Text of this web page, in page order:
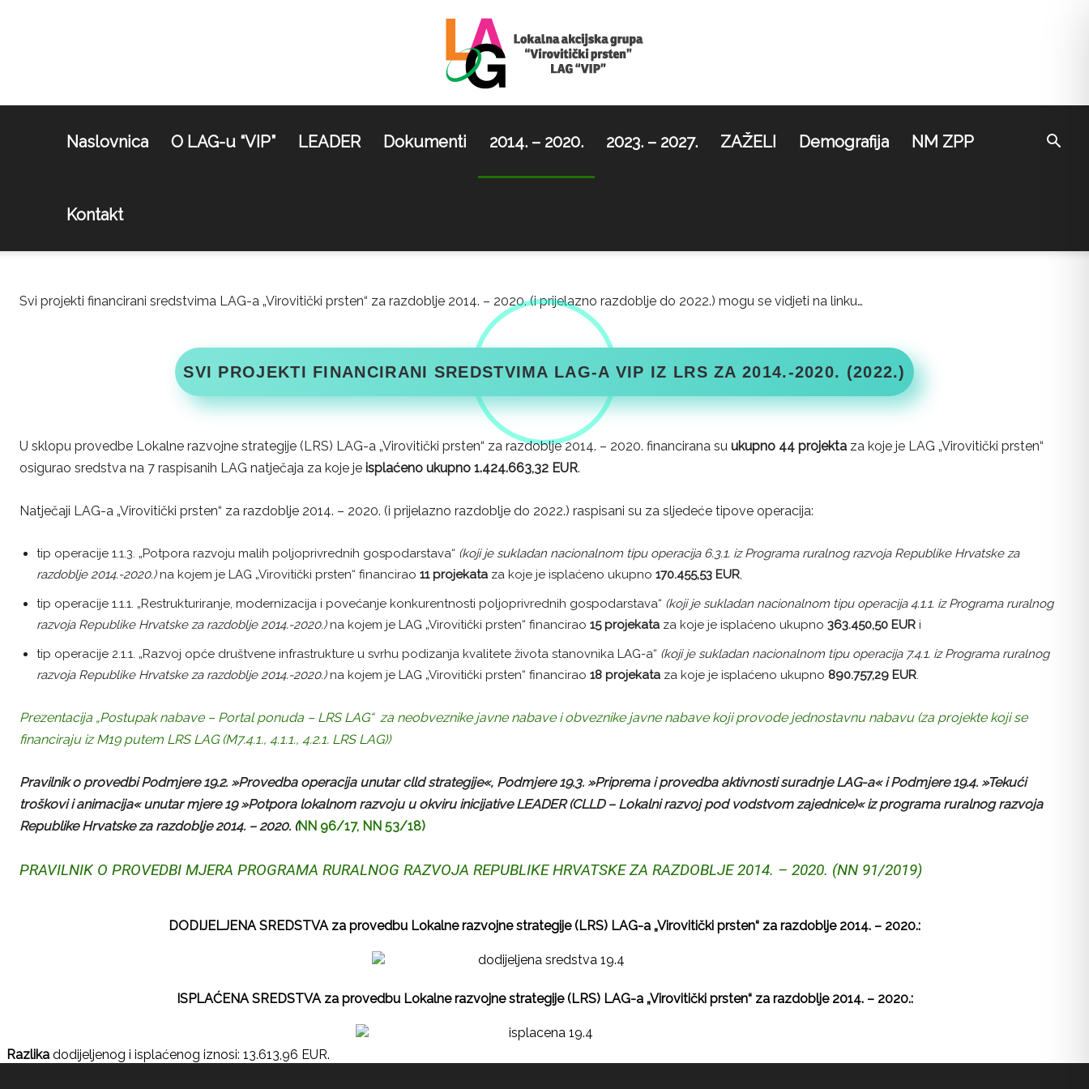
LAG
prsten
Naslovnica O LAG-u “VIP” LEADER Dokumenti 2014. – 2020. 2023. – 2027. ZAŽELI Demografija NM ZPP
Kontakt
Svi projekti financirani sredstvima LAG-a „Virovitički prsten“ za razdoblje 2014. – 2020. (i prijelazno razdoblje do 2022.) mogu se vidjeti na linku…
SVI PROJEKTI FINANCIRANI SREDSTVIMA LAG-A VIP IZ LRS ZA 2014.-2020. (2022.)
U sklopu provedbe Lokalne razvojne strategije (LRS) LAG-a „Virovitički prsten“ za razdoblje 2014. – 2020. financirana su ukupno 44 projekta za koje je LAG „Virovitički prsten“
osigurao sredstva na 7 raspisanih LAG natječaja za koje je isplaćeno ukupno 1.424.663,32 EUR.
Natječaji LAG-a „Virovitički prsten“ za razdoblje 2014. – 2020. (i prijelazno razdoblje do 2022.) raspisani su za sljedeće tipove operacija:
tip operacije 1.1.3. „Potpora razvoju malih poljoprivrednih gospodarstava“ (koji je sukladan nacionalnom tipu operacija 6.3.1. iz Programa ruralnog razvoja Republike Hrvatske za
razdoblje 2014.-2020.)na kojem je LAG „Virovitički prsten“ financirao 11 projekata za koje je isplaćeno ukupno 170.455,53 EUR,
tip operacije 1.1.1. „Restrukturiranje, modernizacija i povećanje konkurentnosti poljoprivrednih gospodarstava“ (koji je sukladan nacionalnom tipu operacija 4.1.1. iz Programa ruralnog
razvoja Republike Hrvatske za razdoblje 2014.-2020.)na kojem je LAG „Virovitički prsten“ financirao 15 projekata za koje je isplaćeno ukupno 363.450,50 EUR i
tip operacije 2.1.1. „Razvoj opće društvene infrastrukture u svrhu podizanja kvalitete života stanovnika LAG-a“ (koji je sukladan nacionalnom tipu operacija 7.4.1. iz Programa ruralnog
razvoja Republike Hrvatske za razdoblje 2014.-2020.)na kojem je LAG „Virovitički prsten“ financirao 18 projekata za koje je isplaćeno ukupno 890.757,29 EUR.
Prezentacija „Postupak nabave – Portal ponuda – LRS LAG“ za neobveznike javne nabave i obveznike javne nabave koji provode jednostavnu nabavu (za projekte koji se
financiraju iz M19 putem LRS LAG (M7.4.1., 4.1.1., 4.2.1. LRS LAG))
Pravilnik o provedbi Podmjere 19.2. »Provedba operacija unutar clld strategije«, Podmjere 19.3. »Priprema i provedba aktivnosti suradnje LAG-a« i Podmjere 19.4. »Tekući
troškovi i animacija« unutar mjere 19 »Potpora lokalnom razvoju u okviru inicijative LEADER (CLLD – Lokalni razvoj pod vodstvom zajednice)« iz programa ruralnog razvoja
Republike Hrvatske za razdoblje 2014. – 2020. (NN 96/17, NN 53/18)
PRAVILNIK O PROVEDBI MJERA PROGRAMA RURALNOG RAZVOJA REPUBLIKE HRVATSKE ZA RAZDOBLJE 2014. – 2020. (NN 91/2019)
DODIJELJENA SREDSTVA za provedbu Lokalne razvojne strategije (LRS) LAG-a „Virovitički prsten“ za razdoblje 2014. – 2020.:
ISPLAĆENA SREDSTVA za provedbu Lokalne razvojne strategije (LRS) LAG-a „Virovitički prsten“ za razdoblje 2014. – 2020.:
Razlika dodijeljenog i isplaćenog iznosi: 13.613,96 EUR.